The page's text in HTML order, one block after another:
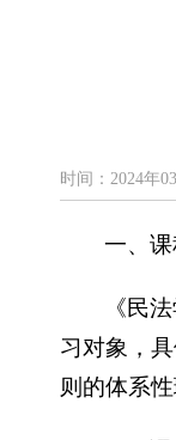
时间：2024年
一、课
《民
习对象，
则的体系